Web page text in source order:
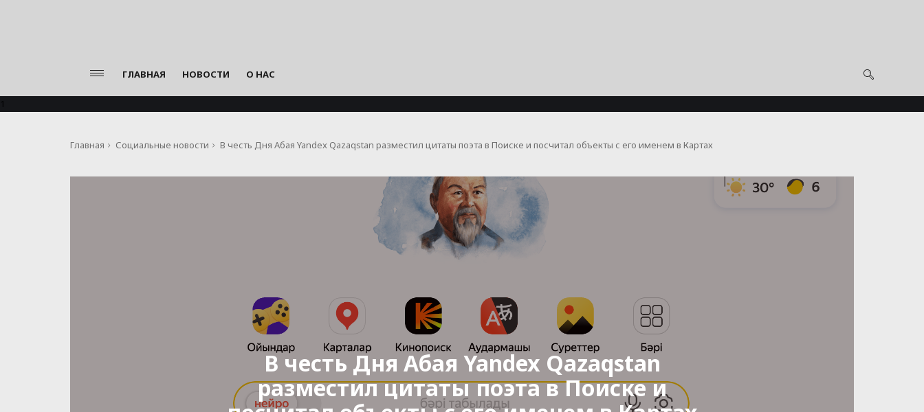
ГЛАВНАЯ НОВОСТИ О НАС
1
Главная Социальные новости В честь Дня Абая Yandex Qazaqstan разместил цитаты поэта в Поиске и посчитал объекты с его именем в Картах
В честь Дня Абая Yandex Qazaqstan
разместил цитаты поэта в Поиске и